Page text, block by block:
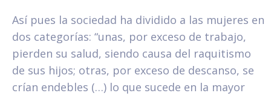
Así pues la sociedad ha dividido a las mujeres en
dos categorías: “unas, por exceso de trabajo,
pierden su salud, siendo causa del raquitismo
de sus hijos; otras, por exceso de descanso, se
crían endebles (…) lo que sucede en la mayor